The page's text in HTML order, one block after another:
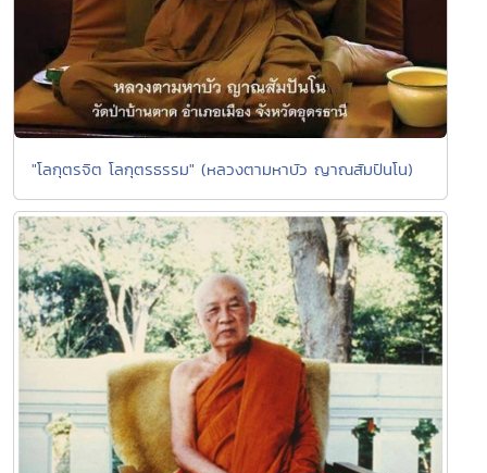
"โลกุตรจิต โลกุตรธรรม" (หลวงตามหาบัว ญาณสัมปันโน)